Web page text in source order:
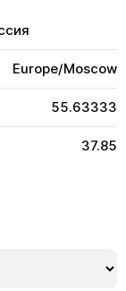
Europe/Moscow
55.63333
37.85